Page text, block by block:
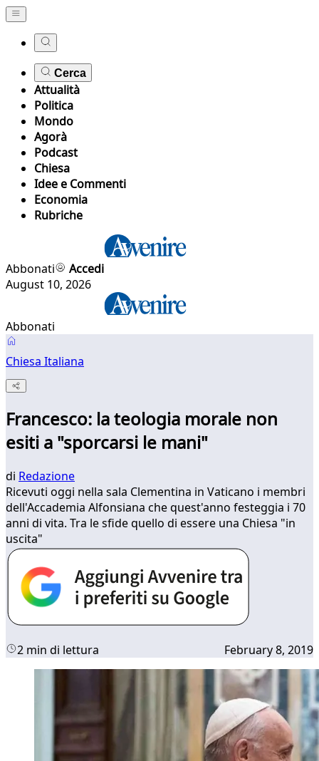
Cerca
Attualità
Politica
Mondo
Agorà
Podcast
Chiesa
Idee e Commenti
Economia
Rubriche
Abbonati
Accedi
August 10, 2026
Abbonati
Chiesa Italiana
Francesco: la teologia morale non
esiti a "sporcarsi le mani"
di Redazione
Ricevuti oggi nella sala Clementina in Vaticano i membri
dell'Accademia Alfonsiana che quest'anno festeggia i 70
anni di vita. Tra le sfide quello di essere una Chiesa "in
uscita"
2 min di lettura February 8, 2019